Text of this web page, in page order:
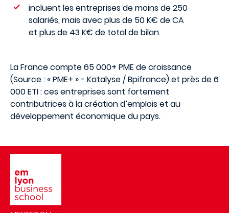
incluent les entreprises de moins de 250
salariés, mais avec plus de 50 K€ de CA
et plus de 43 K€ de total de bilan.
La France compte 65 000+ PME de croissance
(Source : « PME+ » - Katalyse / Bpifrance) et près de 6
000 ETI : ces entreprises sont fortement
contributrices à la création d’emplois et au
développement économique du pays.